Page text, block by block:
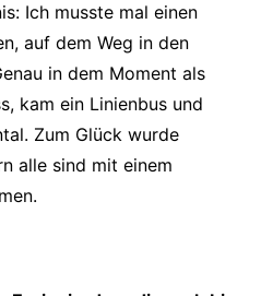
Ich musste mal einen
auf dem Weg in den
in dem Moment als
kam ein Linienbus und
Zum Glück wurde
alle sind mit einem